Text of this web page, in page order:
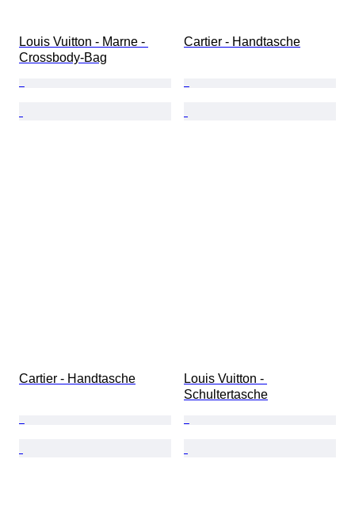
Louis Vuitton - Marne -
Crossbody-Bag
Cartier - Handtasche
Cartier - Handtasche
Louis Vuitton -
Schultertasche